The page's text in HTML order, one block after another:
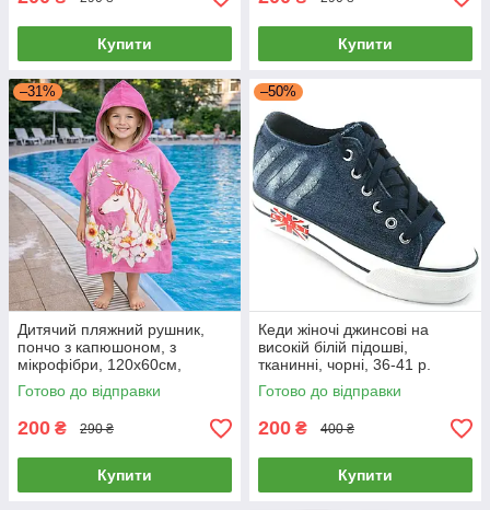
Купити Купити
–31%
Дитячий пляжний рушник,
пончо з капюшоном, з
мікрофібри, 120х60см,
рожевий колір, єдиноріг
Готово до відправки
200 ₴ 290 ₴
Купити
–50%
Кеди жіночі джинсові на
високій білій підошві,
тканинні, чорні, 36-41 р.
Готово до відправки
200 ₴ 400 ₴
Купити